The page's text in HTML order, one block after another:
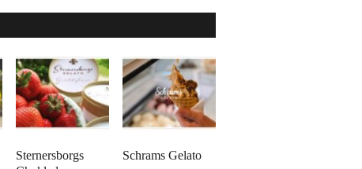
Sternersborgs
Schrams Gelato